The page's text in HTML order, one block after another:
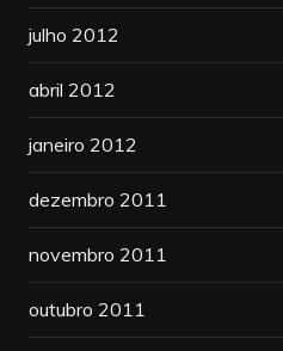
julho 2012
abril 2012
janeiro 2012
dezembro 2011
novembro 2011
outubro 2011